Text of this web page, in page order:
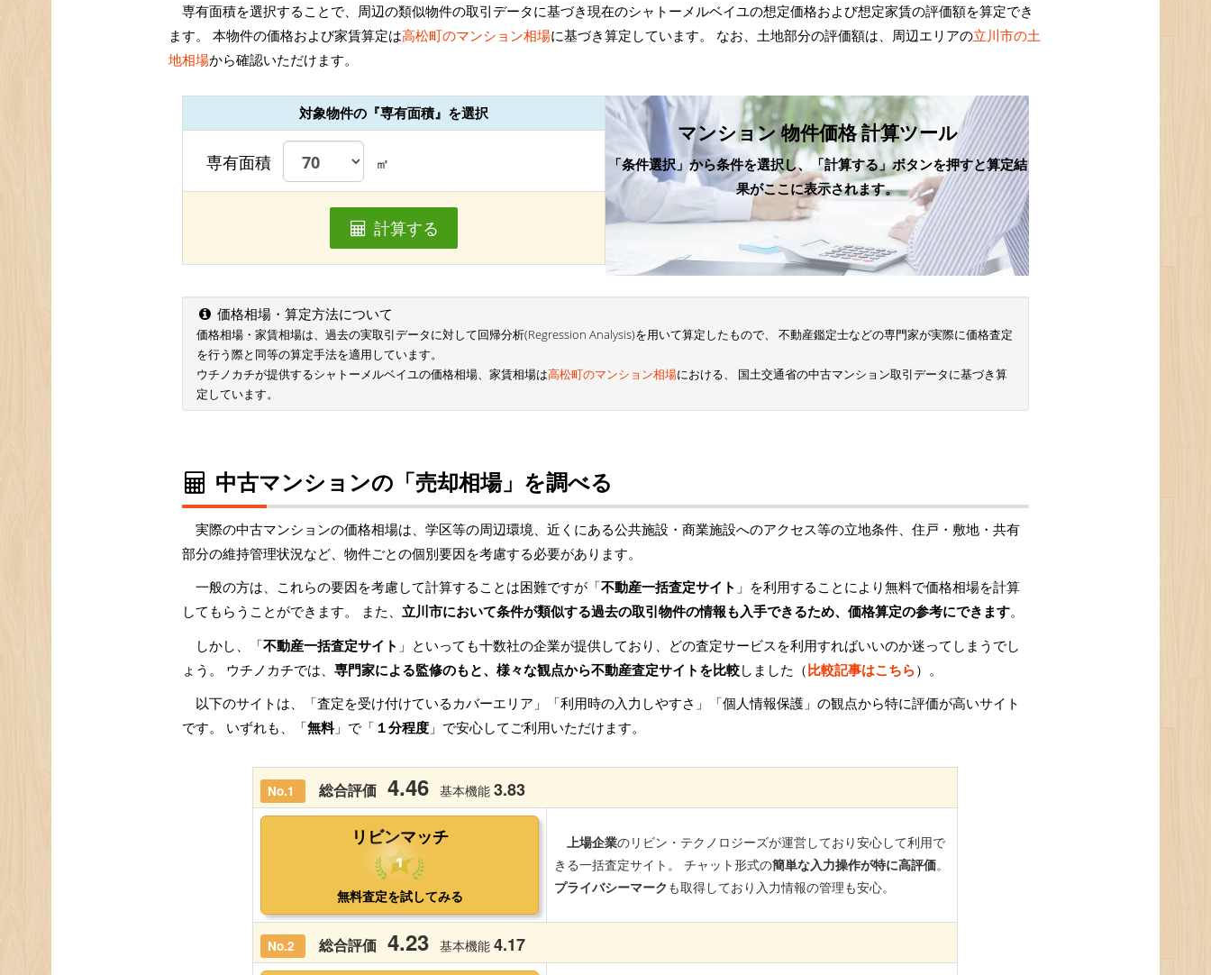
専有面積を選択することで、周辺の類似物件の取引データに基づき現在のシャトーメルベイユの想定価格および想定家賃の評価額を算定でき
ます。 本物件の価格および家賃算定は高松町のマンション相場に基づき算定しています。 なお、土地部分の評価額は、周辺エリアの立川市の土
地相場から確認いただけます。
対象物件の『専有面積』を選択
専有面積 ㎡
計算する
マンション 物件価格 計算ツール
「条件選択」から条件を選択し、「計算する」ボタンを押すと算定結
果がここに表示されます。
価格相場・算定方法について
価格相場・家賃相場は、過去の実取引データに対して回帰分析(Regression Analysis)を用いて算定したもので、 不動産鑑定士などの専門家が実際に価格査定
を行う際と同等の算定手法を適用しています。
ウチノカチが提供するシャトーメルベイユの価格相場、家賃相場は高松町のマンション相場における、 国土交通省の中古マンション取引データに基づき算
定しています。
中古マンションの「売却相場」を調べる
実際の中古マンションの価格相場は、学区等の周辺環境、近くにある公共施設・商業施設へのアクセス等の立地条件、住戸・敷地・共有
部分の維持管理状況など、物件ごとの個別要因を考慮する必要があります。
一般の方は、これらの要因を考慮して計算することは困難ですが「不動産一括査定サイト 」を利用することにより無料で価格相場を計算
してもらうことができます。 また、 立川市において条件が類似する過去の取引物件の情報も入手できるため、価格算定の参考にできます。
しかし、「不動産一括査定サイト 」といっても十数社の企業が提供しており、どの査定サービスを利用すればいいのか迷ってしまうでし
ょう。 ウチノカチでは、 専門家による監修のもと、様々な観点から不動産査定サイトを比較しました（比較記事はこちら）。
以下のサイトは、「査定を受け付けているカバーエリア」「利用時の入力しやすさ」「個人情報保護」の観点から特に評価が高いサイト
です。 いずれも、「無料」で「 １分程度 」で安心してご利用いただけます。